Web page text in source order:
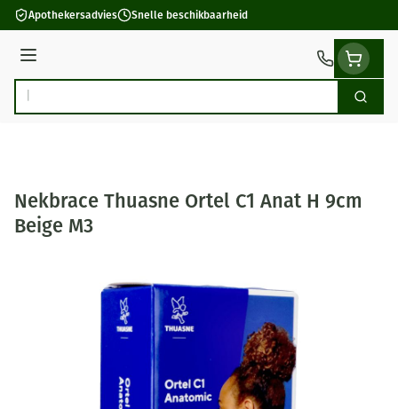
Ga naar de inhoud
Apothekersadvies Snelle beschikbaarheid
Menu
Product, merk, categorie... Zoek
Nekbrace Thuasne Ortel C1 Anat H 9cm
Beige M3